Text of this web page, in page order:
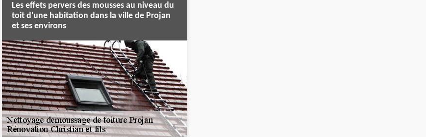
Les effets pervers des mousses au niveau du
toit d'une habitation dans la ville de Projan
et ses environs